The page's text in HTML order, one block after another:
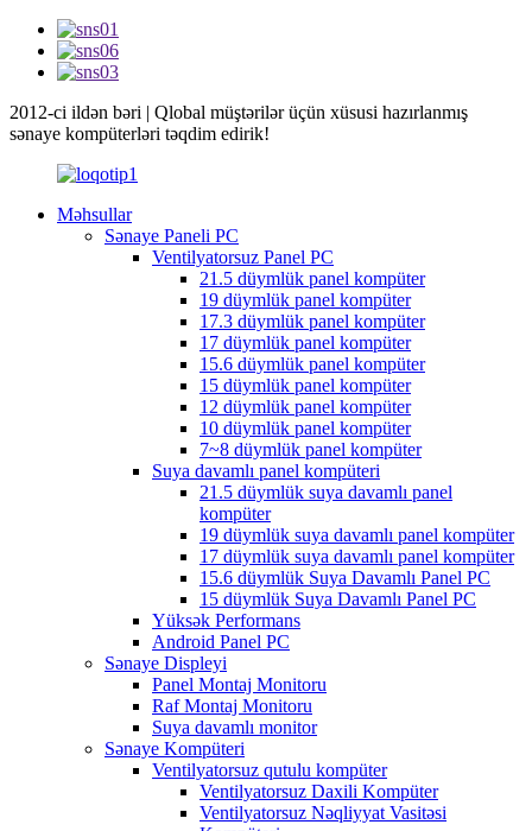
2012-ci ildən bəri | Qlobal müştərilər üçün xüsusi hazırlanmış
sənaye kompüterləri təqdim edirik!
Məhsullar
Sənaye Paneli PC
Ventilyatorsuz Panel PC
21.5 düymlük panel kompüter
19 düymlük panel kompüter
17.3 düymlük panel kompüter
17 düymlük panel kompüter
15.6 düymlük panel kompüter
15 düymlük panel kompüter
12 düymlük panel kompüter
10 düymlük panel kompüter
7~8 düymlük panel kompüter
Suya davamlı panel kompüteri
21.5 düymlük suya davamlı panel
kompüter
19 düymlük suya davamlı panel kompüter
17 düymlük suya davamlı panel kompüter
15.6 düymlük Suya Davamlı Panel PC
15 düymlük Suya Davamlı Panel PC
Yüksək Performans
Android Panel PC
Sənaye Displeyi
Panel Montaj Monitoru
Raf Montaj Monitoru
Suya davamlı monitor
Sənaye Kompüteri
Ventilyatorsuz qutulu kompüter
Ventilyatorsuz Daxili Kompüter
Ventilyatorsuz Nəqliyyat Vasitəsi